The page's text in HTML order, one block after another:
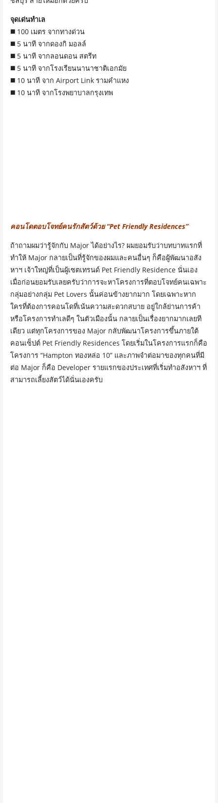
จุดเด่นทำเล
◼️ 100 เมตร จากทางด่วน
◼️ 5 นาที จากดองกิ มอลล์
◼️ 5 นาที จากลอนดอน สตรีท
◼️ 5 นาที จากโรงเรียนนานาชาติเอกมัย
◼️ 10 นาที จาก Airport Linkรามคำแหง
◼️ 10 นาที จากโรงพยาบาลกรุงเทพ
คอนโดตอบโจทย์คนรักสัตว์ด้วย “Pet Friendly Residences”
ถ้าถามผมว่ารู้จักกับ Major ได้อย่างไร? ผมยอมรับว่าบทบาทแรกที่
ทำให้ Major กลายเป็นที่รู้จักของผมและคนอื่นๆ ก็คือผู้พัฒนาอสัง
หาฯ เจ้าใหญ่ที่เป็นผู้เซตเทรนด์ Pet Friendly Residence นั่นเอง
เมื่อก่อนยอมรับเลยครับว่าการจะหาโครงการที่ตอบโจทย์คนเฉพาะ
กลุ่มอย่างกลุ่ม Pet Lovers นั้นค่อนข้างยากมาก โดยเฉพาะหาก
ใครที่ต้องการคอนโดที่เน้นความสะดวกสบาย อยู่ใกล้ย่านการค้า
หรือโครงการทำเลดีๆ ในตัวเมืองนั้น กลายเป็นเรื่องยากมากเลยที
เดียว แต่ทุกโครงการของ Major กลับพัฒนาโครงการขึ้นภายใต้
คอนเซ็ปต์ Pet Friendly Residences โดยเริ่มในโครงการแรกก็คือ
โครงการ “Hampton ทองหล่อ 10” และภาพจำต่อมาของทุกคนที่มี
ต่อ Major ก็คือ Developer รายแรกของประเทศที่เ​ริ่มทำอสังหาฯ ที่
สามารถเลี้ยงสัตว์ได้นั่นเองครับ